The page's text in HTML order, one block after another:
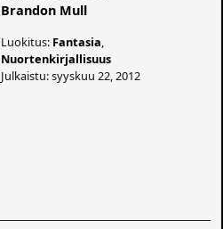
Brandon Mull
Luokitus: Fantasia
Nuortenkirjallisuus
Julkaistu: syyskuu 22, 2012